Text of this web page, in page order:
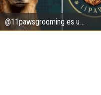
@11pawsgrooming es u